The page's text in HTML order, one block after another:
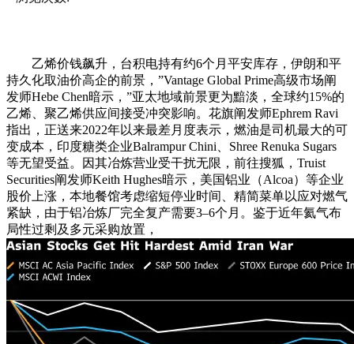
乙烯价钱飙升，台积电持有约6个月平安库存，伊朗和平
持久化取油价高企的前景，”Vantage Global Prime高级市场阐
发师Hebe Chen暗示，”亚太地域前景更为黯淡，全球约15%的
乙烯、聚乙烯供应间接受冲突影响。花旗阐发师Ephrem Ravi
指出，正送来2022年以来最差月度表示，燃油是司机最大的可
变成本，印度糖类企业Balrampur Chini、Shree Renuka Sugars
等无望受益。因其冶炼营业受干扰无限，前往搜狐，Truist
Securities阐发师Keith Hughes暗示，美国铝业（Alcoa）等企业
股价上涨，本地餐馆考虑缩短停业时间、精简菜单以应对燃气
紧缺，由于铝冶炼厂完全复产需要3–6个月。鉴于近年氦气布
局性过剩及多元采购放置，